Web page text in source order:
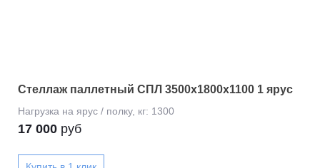
Стеллаж паллетный СПЛ 3500х1800х1100 1 ярус
17 000 руб